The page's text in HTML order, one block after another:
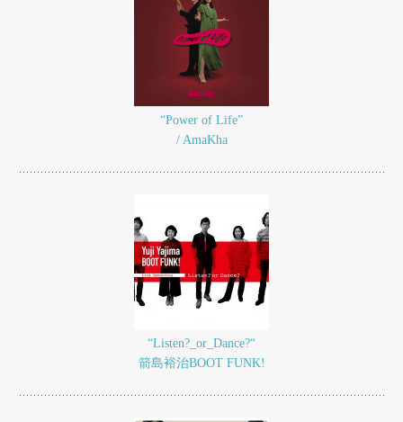
“Power of Life”
/ AmaKha
“Listen?_or_Dance?“
箭島裕治BOOT FUNK!